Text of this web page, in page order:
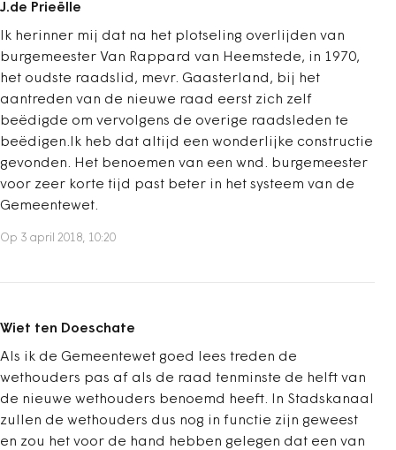
J.de Prieëlle
Ik herinner mij dat na het plotseling overlijden van
burgemeester Van Rappard van Heemstede, in 1970,
het oudste raadslid, mevr. Gaasterland, bij het
aantreden van de nieuwe raad eerst zich zelf
beëdigde om vervolgens de overige raadsleden te
beëdigen.Ik heb dat altijd een wonderlijke constructie
gevonden. Het benoemen van een wnd. burgemeester
voor zeer korte tijd past beter in het systeem van de
Gemeentewet.
Op 3 april 2018, 10:20
Wiet ten Doeschate
Als ik de Gemeentewet goed lees treden de
wethouders pas af als de raad tenminste de helft van
de nieuwe wethouders benoemd heeft. In Stadskanaal
zullen de wethouders dus nog in functie zijn geweest
en zou het voor de hand hebben gelegen dat een van